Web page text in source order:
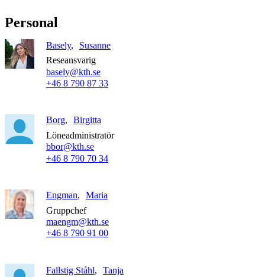
Personal
Basely
Susanne
Reseansvarig
basely@kth.se
+46 8 790 87 33
Borg
Birgitta
Löneadministratör
bbor@kth.se
+46 8 790 70 34
Engman
Maria
Gruppchef
maengm@kth.se
+46 8 790 91 00
Fallstig Ståhl
Tanja